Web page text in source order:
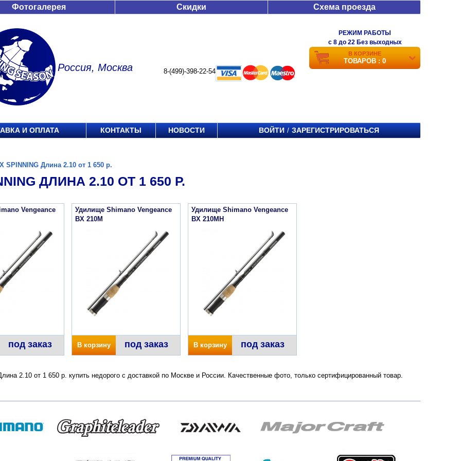
Фотогалерея Скидки Схема проезда
Россия, Москва 8-(499)-398-22-54
РЕЖИМ РАБОТЫ
c 8 до 22 Без выходных
В КОРЗИНЕ
ТОВАРОВ : 0
И ОПЛАТА КОНТАКТЫ НОВОСТИ ВОЙТИ / ЗАРЕГИСТРИРОВАТЬСЯ
SPINNING Длина 2.10 от 1 650 р.
ДЛИНА 2.10 ОТ 1 650 Р.
Vengeance
под заказ
Удилище Shimano Vengeance
BX 210M
В корзину под заказ
Удилище Shimano Vengeance
BX 210MH
В корзину под заказ
2.10 от 1 650 р. купить недорого с доставкой по Москве и России. Качественные фото, только сертифицированный товар.